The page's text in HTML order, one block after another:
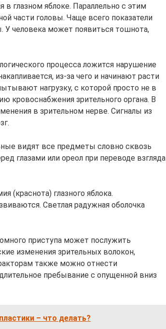
глазном яблоке. Параллельно с этим
части головы. Чаще всего показатели
У человека может появиться тошнота,
процесса ложится нарушение
из-за чего и начинают расти
нагрузку, с которой просто не в
кровоснабжения зрительного органа. В
в зрительном нерве. Сигналы из
видят все предметы словно сквозь
глазами или ореол при переводе взгляда
(краснота) глазного яблока.
Светлая радужная оболочка
приступа может послужить
изменения зрительных волокон,
также можно отнести
пребывание с опущенной вниз
– что делать?